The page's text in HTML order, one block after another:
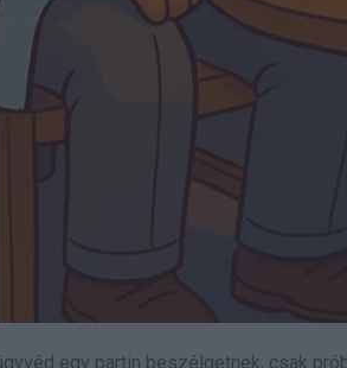
egy partin beszélgetnek, csak